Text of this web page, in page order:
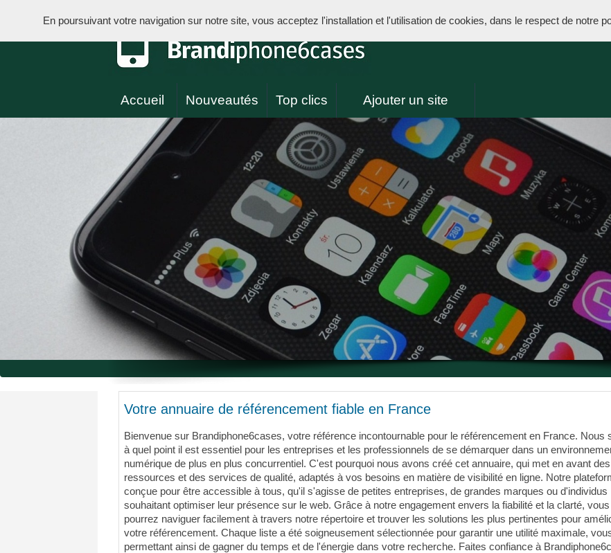
Accueil Nouveautés Top clics Ajouter un site
Votre annuaire de référencement fiable en France
Bienvenue sur Brandiphone6cases, votre référence incontournable pour le référencement en France. Nous
à quel point il est essentiel pour les entreprises et les professionnels de se démarquer dans un
numérique de plus en plus concurrentiel. C'est pourquoi nous avons créé cet annuaire, qui met en avant des
ressources et des services de qualité, adaptés à vos besoins en matière de visibilité en ligne. Notre
conçue pour être accessible à tous, qu'il s'agisse de petites entreprises, de grandes marques ou d'individus
souhaitant optimiser leur présence sur le web. Grâce à notre engagement envers la fiabilité et la clarté, vous
pourrez naviguer facilement à travers notre répertoire et trouver les solutions les plus pertinentes pour
votre référencement. Chaque liste a été soigneusement sélectionnée pour garantir une utilité maximale,
permettant ainsi de gagner du temps et de l'énergie dans votre recherche. Faites confiance à
En poursuivant votre navigation sur notre site, vous acceptez l'installation et l'utilisation de cookies, dans le respect de notre